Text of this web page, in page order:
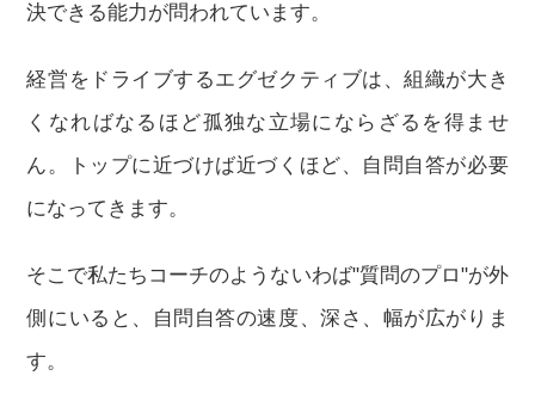
決できる能力が問われています。
経営をドライブするエグゼクティブは、組織が大き
くなればなるほど孤独な立場にならざるを得ませ
ん。トップに近づけば近づくほど、自問自答が必要
になってきます。
そこで私たちコーチのようないわば"質問のプロ"が外
側にいると、自問自答の速度、深さ、幅が広がりま
す。